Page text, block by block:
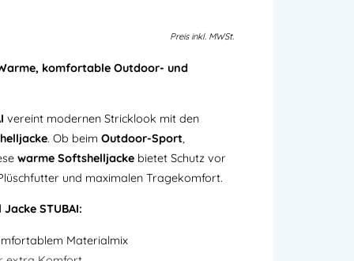
Preis inkl. MWSt.
komfortable Outdoor- und
vereint modernen Stricklook mit den
. Ob beim Outdoor-Sport,
warme Softshelljacke bietet Schutz vor
und maximalen Tragekomfort.
STUBAI:
Materialmix